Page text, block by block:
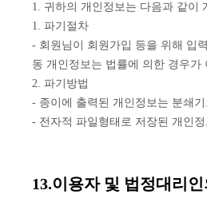
1. 귀하의 개인정보는 다음과 같이
1. 파기절차
- 회원님이 회원가입 등을 위해 입
동 개인정보는 법률에 의한 경우
2. 파기방법
- 종이에 출력된 개인정보는 분쇄
- 전자적 파일형태로 저장된 개인
13.이용자 및 법정대리